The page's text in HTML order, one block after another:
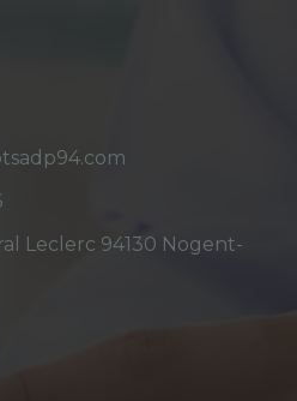
Leclerc 94130 Nogent-